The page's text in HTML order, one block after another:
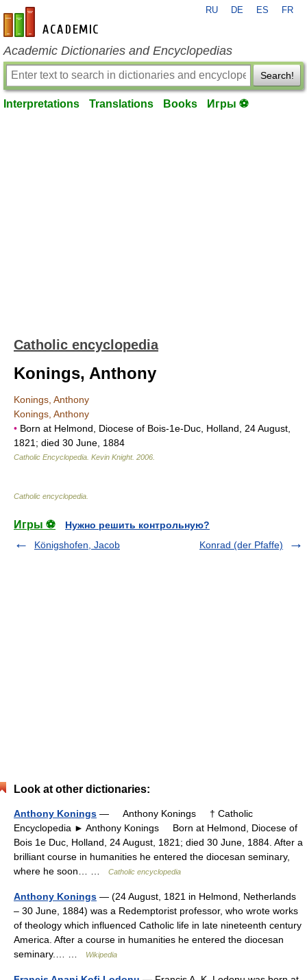
en-academic.com
RU DE ES FR
Academic Dictionaries and Encyclopedias
Search!
Interpretations Translations Books Игры ⚽
Catholic encyclopedia
Konings, Anthony
Konings, Anthony
Konings, Anthony
• Born at Helmond, Diocese of Bois-1e-Duc, Holland, 24 August,
1821; died 30 June, 1884
Catholic Encyclopedia Kevin Knight. 2006
Catholic encyclopedia
Игры ⚽
Нужно решить контрольную?
Königshofen, Jacob
Konrad (der Pfaffe)
Look at other dictionaries:
Anthony Konings — Anthony Konings † Catholic
Encyclopedia ► Anthony Konings Born at Helmond, Diocese of
Bois 1e Duc, Holland, 24 August, 1821; died 30 June, 1884. After a
brilliant course in humanities he entered the diocesan seminary,
where he soon… …
Catholic encyclopedia
Anthony Konings — (24 August, 1821 in Helmond, Netherlands
– 30 June, 1884) was a Redemptorist professor, who wrote works
of theology which influenced Catholic life in late nineteenth century
America. After a course in humanities he entered the diocesan
seminary.… …
Wikipedia